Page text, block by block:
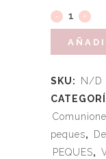
SKU:
N/D
peques,
PEQUES,